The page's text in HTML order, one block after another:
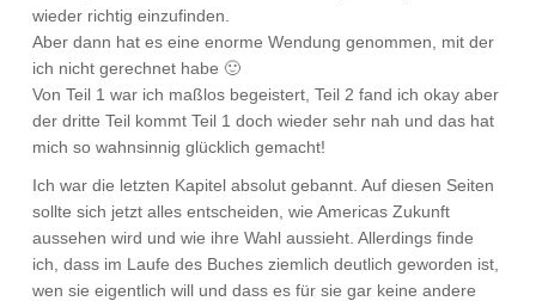
wieder richtig einzufinden.
Aber dann hat es eine enorme Wendung genommen, mit der
ich nicht gerechnet habe 🙂
Von Teil 1 war ich maßlos begeistert, Teil 2 fand ich okay aber
der dritte Teil kommt Teil 1 doch wieder sehr nah und das hat
mich so wahnsinnig glücklich gemacht!
Ich war die letzten Kapitel absolut gebannt. Auf diesen Seiten
sollte sich jetzt alles entscheiden, wie Americas Zukunft
aussehen wird und wie ihre Wahl aussieht. Allerdings finde
ich, dass im Laufe des Buches ziemlich deutlich geworden ist,
wen sie eigentlich will und dass es für sie gar keine andere